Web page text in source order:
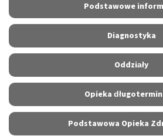
Podstawowe
Diagnostyka
Oddziały
Opieka
Podstawowa Opieka